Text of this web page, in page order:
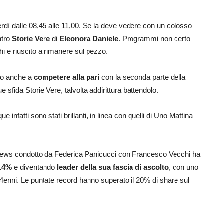
dalle 08,45 alle 11,00. Se la deve vedere con un colosso
Storie Vere di Eleonora Daniele. Programmi non certo
è riuscito a rimanere sul pezzo.
anche a competere alla pari con la seconda parte della
sfida Storie Vere, talvolta addirittura battendolo.
infatti sono stati brillanti, in linea con quelli di Uno Mattina
condotto da Federica Panicucci con Francesco Vecchi ha
e diventando leader della sua fascia di ascolto, con uno
Le puntate record hanno superato il 20% di share sul